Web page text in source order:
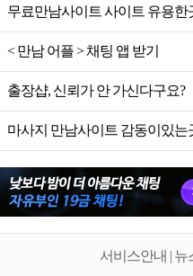
무료만남사이트 사이트 유용한
< 만남 어플 > 채팅 앱 받기
출장샵, 신뢰가 안 가신다구요?
마사지 만남사이트 감동이있는
서비스안내 | 뉴